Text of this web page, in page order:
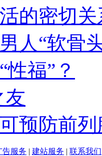
的密切关
人“软骨
福”？
友
预防前列
告服务 | 建站服务 | 联系我们